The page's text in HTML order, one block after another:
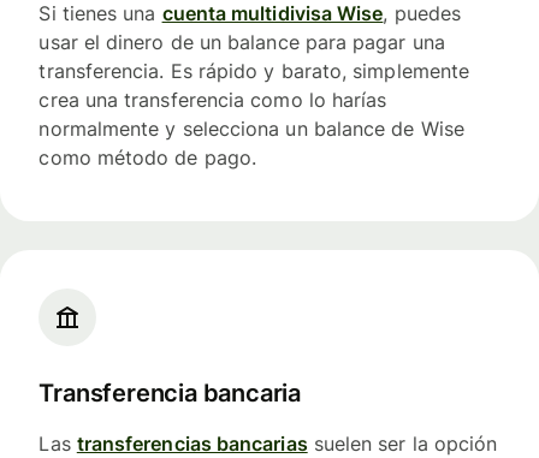
Si tienes una cuenta multidivisa Wise, puedes
usar el dinero de un balance para pagar una
transferencia. Es rápido y barato, simplemente
crea una transferencia como lo harías
normalmente y selecciona un balance de Wise
como método de pago.
Transferencia bancaria
Las transferencias bancariassuelen ser la opción